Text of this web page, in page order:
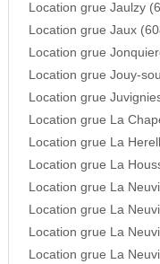
Location grue Jaulzy
Location grue Jaux
Location grue
Location grue Jouy-
Location grue
Location grue La
Location grue La
Location grue La
Location grue La
Location grue La
Location grue La
Location grue La